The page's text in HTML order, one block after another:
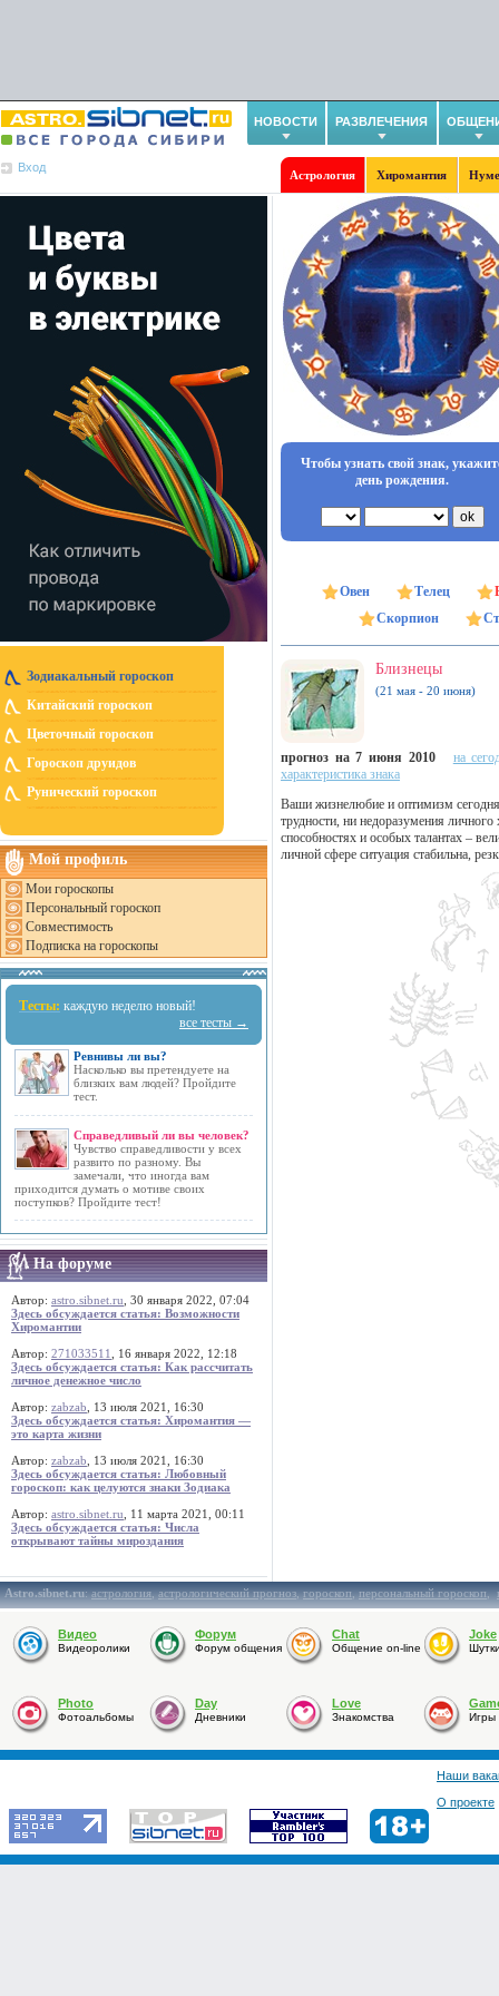
НОВОСТИ РАЗВЛЕЧЕНИЯ
Вход
Астрология Хиромантия
Зодиакальный гороскоп
Китайский гороскоп
Цветочный гороскоп
Гороскоп друидов
Рунический гороскоп
Мой профиль
Мои гороскопы
Персональный гороскоп
Совместимость
Подписка на гороскопы
Тесты: каждую неделю новый!
все тесты →
Ревнивы ли вы?
Насколько вы претендуете на
близких вам людей? Пройдите
тест.
Справедливый ли вы человек?
Чувство справедливости у всех
развито по разному. Вы
замечали, что иногда вам
приходится думать о мотиве своих
поступков? Пройдите тест!
На форуме
Автор: astro.sibnet.ru , 30 января 2022, 07:04
Здесь обсуждается статья: Возможности
Хиромантии
Автор: 271033511
, 16 января 2022, 12:18
Здесь обсуждается статья: Как рассчитать
личное денежное число
Автор: zabzab , 13 июля 2021, 16:30
Здесь обсуждается статья: Хиромантия —
это карта жизни
Автор: zabzab , 13 июля 2021, 16:30
Здесь обсуждается статья: Любовный
гороскоп: как целуются знаки Зодиака
Автор: astro.sibnet.ru , 11 марта 2021, 00:11
Здесь обсуждается статья: Числа
открывают тайны мироздания
Чтобы узнать свой знак,
день рождения.
Овен Телец
Скорпион
Близнецы
(21 мая - 20 июня)
прогноз на 7 июня 2010
на
характеристика знака
Ваши жизнелюбие и оптимизм
трудности, ни недоразумения
способностях и особых талантах –
личной сфере ситуация стабильна,
Astro.sibnet.ru:астрология,астрологический прогноз,гороскоп,персональный гороскоп,
Видео
Видеоролики
Форум
Форум общения
Chat
Общение on-line
Joke
Photo
Фотоальбомы
Day
Дневники
Love
Знакомства Игры
Наши
О проекте